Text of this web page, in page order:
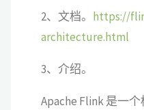
2、文档。 https://
architecture.html
3、介绍。
Apache Flink 是一